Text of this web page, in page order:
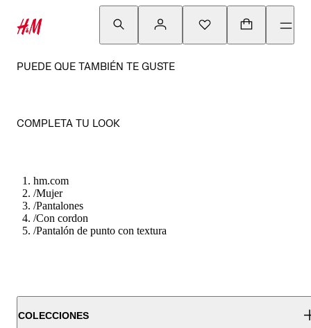
PUEDE QUE TAMBIÉN TE GUSTE
COMPLETA TU LOOK
hm.com
/Mujer
/Pantalones
/Con cordon
/Pantalón de punto con textura
COLECCIONES